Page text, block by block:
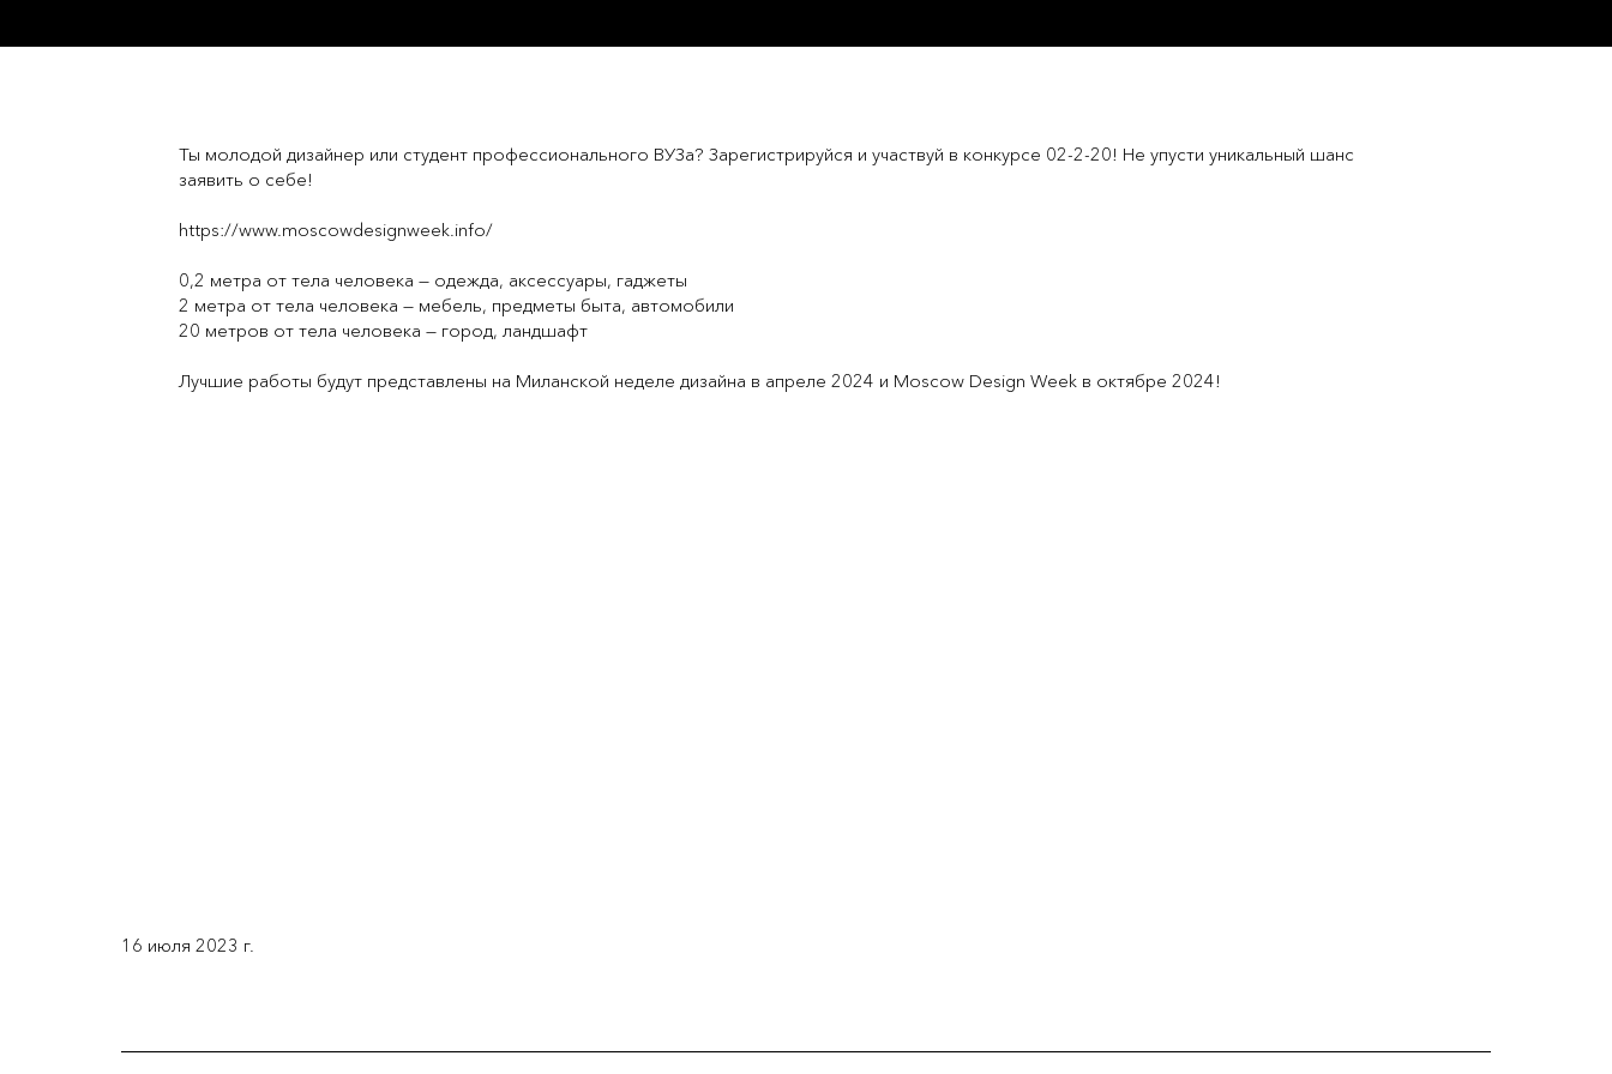
Ты молодой дизайнер или студент профессионального ВУЗа? Зарегистрируйся и участвуй в конкурсе 02-2-20! Не упусти уникальный шанс
заявить о себе!
https://www.moscowdesignweek.info/
0,2 метра от тела человека — одежда, аксессуары, гаджеты
2 метра от тела человека — мебель, предметы быта, автомобили
20 метров от тела человека — город, ландшафт
Лучшие работы будут представлены на Миланской неделе дизайна в апреле 2024 и Moscow Design Week в октябре 2024!
16 июля 2023 г.